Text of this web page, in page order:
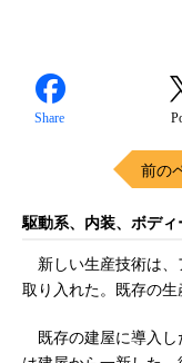
Share
前の
駆動系、内装、ボデ
新しい生産技術は、
取り入れた。既存の生
既存の建屋に導入し